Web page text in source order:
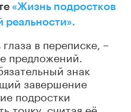
«Жизнь подростков
реальности».
в переписке –
предложений.
знак
завершение
подростки
точку, считая её